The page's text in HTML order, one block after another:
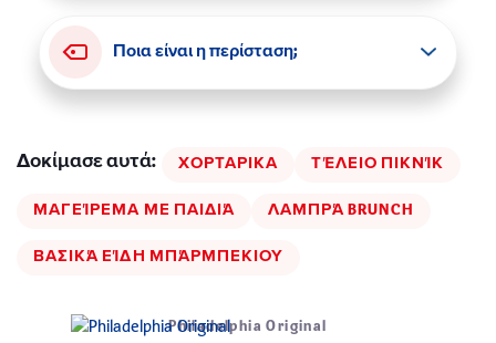
Ποια είναι η περίσταση;
Δοκίμασε αυτά ΧΟΡΤΑΡΙΚΑ ΤΈΛΕΙΟ ΠΙΚΝΊΚ
ΜΑΓΕΊΡΕΜΑ ΜΕ ΠΑΙΔΙΆ ΛΑΜΠΡΆ BRUNCH
ΒΑΣΙΚΆ ΕΊΔΗ ΜΠΆΡΜΠΕΚΙΟΥ
Philadelphia Original